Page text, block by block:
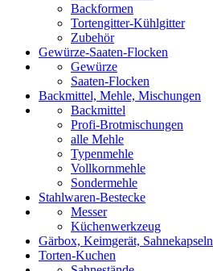
Backformen
Tortengitter-Kühlgitter
Zubehör
Gewürze-Saaten-Flocken
Gewürze
Saaten-Flocken
Backmittel, Mehle, Mischungen
Backmittel
Profi-Brotmischungen
alle Mehle
Typenmehle
Vollkornmehle
Sondermehle
Stahlwaren-Bestecke
Messer
Küchenwerkzeug
Gärbox, Keimgerät, Sahnekapseln
Torten-Kuchen